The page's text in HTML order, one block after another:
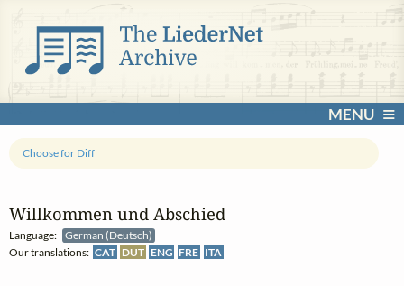
MENU
Willkommen und Abschied
Language:
German (Deutsch)
Our translations: CAT DUT ENG FRE ITA
Choose for Diff